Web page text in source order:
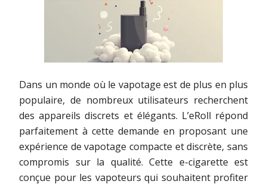
Dans un monde où le vapotage est de plus en plus
populaire, de nombreux utilisateurs recherchent
des appareils discrets et élégants. L’eRoll répond
parfaitement à cette demande en proposant une
expérience de vapotage compacte et discrète, sans
compromis sur la qualité. Cette e-cigarette est
conçue pour les vapoteurs qui souhaitent profiter